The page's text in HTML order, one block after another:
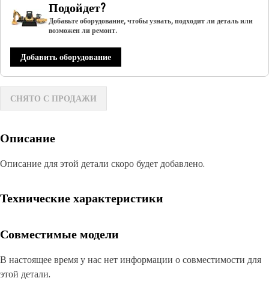
Подойдет?
Добавьте оборудование, чтобы узнать, подходит ли деталь или
возможен ли ремонт.
Добавить оборудование
СНЯТО С ПРОДАЖИ
Описание
Описание для этой детали скоро будет добавлено.
Технические характеристики
Совместимые модели
В настоящее время у нас нет информации о совместимости для
этой детали.